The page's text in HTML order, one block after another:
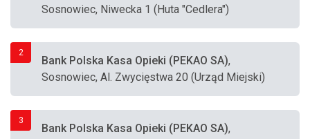
Sosnowiec, Niwecka 1 (Huta "Cedlera")
2
Bank Polska Kasa Opieki (PEKAO SA),
Sosnowiec, Al. Zwycięstwa 20 (Urząd Miejski)
3
Bank Polska Kasa Opieki (PEKAO SA),